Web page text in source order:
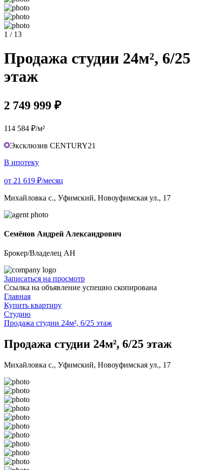
1 / 13
Продажа студии 24м², 6/25
этаж
2 749 999 ₽
114 584 ₽/м²
Эксклюзив CENTURY21
В ипотеку
от 21 619 ₽/месяц
Михайловка с., Уфимский, Новоуфимская ул., 17
Семёнов Андрей Александрович
Брокер/Владелец АН
Записаться на просмотр
Ссылка на объявление успешно скопирована
Главная
Купить квартиру
Студию
Продажа студии 24м², 6/25 этаж
Продажа студии 24м², 6/25 этаж
Михайловка с., Уфимский, Новоуфимская ул., 17